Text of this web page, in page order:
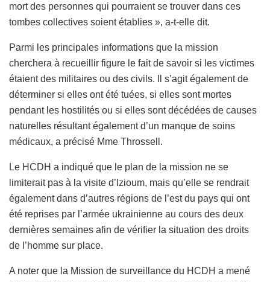
mort des personnes qui pourraient se trouver dans ces
tombes collectives soient établies », a-t-elle dit.
Parmi les principales informations que la mission
cherchera à recueillir figure le fait de savoir si les victimes
étaient des militaires ou des civils. Il s’agit également de
déterminer si elles ont été tuées, si elles sont mortes
pendant les hostilités ou si elles sont décédées de causes
naturelles résultant également d’un manque de soins
médicaux, a précisé Mme Throssell.
Le HCDH a indiqué que le plan de la mission ne se
limiterait pas à la visite d’Izioum, mais qu’elle se rendrait
également dans d’autres régions de l’est du pays qui ont
été reprises par l’armée ukrainienne au cours des deux
dernières semaines afin de vérifier la situation des droits
de l’homme sur place.
A noter que la Mission de surveillance du HCDH a mené